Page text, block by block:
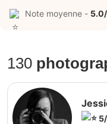
Note moyenne -
130